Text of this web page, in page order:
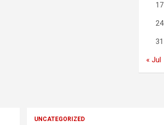
17
24
31
« Jul
UNCATEGORIZED